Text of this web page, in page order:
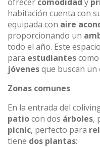
habitación cuenta con
equipada con aire
proporcionando un
todo el año. Este
para estudiantes
jóvenesque buscan
Zonas comunes
En la entrada del
patiocon dos árboles,
picnic, perfecto para
tiene dos plantas: